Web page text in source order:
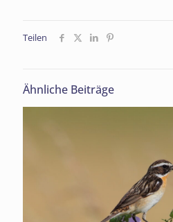
Teilen
Ähnliche Beiträge